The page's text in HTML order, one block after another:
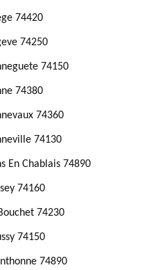
74420
74250
74150
74380
74360
74130
En Chablais 74890
74160
74230
74150
74890